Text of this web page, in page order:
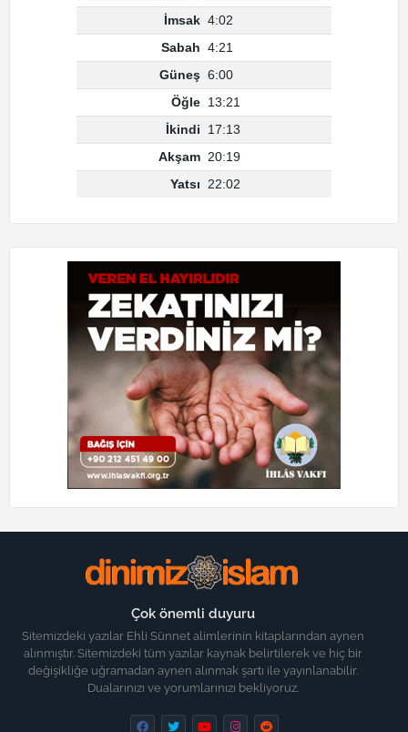
Çok önemli duyuru
Sitemizdeki yazılar Ehli Sünnet alimlerinin kitaplarından aynen
alınmıştır. Sitemizdeki tüm yazılar kaynak belirtilerek ve hiç bir
değişikliğe uğramadan aynen alınmak şartı ile yayınlanabilir.
Dualarınızı ve yorumlarınızı bekliyoruz.